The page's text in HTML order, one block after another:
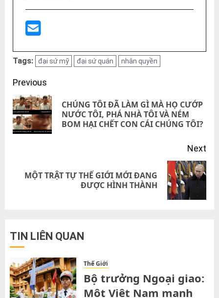
Tags: đại sứ mỹ đại sứ quán nhân quyền
Post
navigation
Previous
CHÚNG TÔI ĐÃ LÀM GÌ MÀ HỌ CƯỚP
NƯỚC TÔI, PHÁ NHÀ TÔI VÀ NÉM
BOM HẠI CHẾT CON CÁI CHÚNG TÔI?
Next
NextMỘT TRẬT TỰ THẾ GIỚI MỚI ĐANG
ĐƯỢC HÌNH THÀNH
TIN LIÊN QUAN
Thế Giới
Bộ trưởng Ngoại giao:
Một Việt Nam mạnh